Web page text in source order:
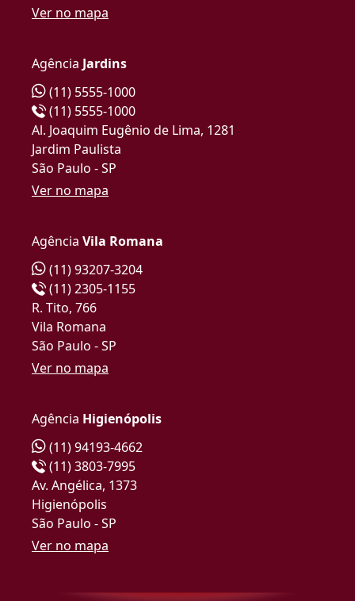
Ver no mapa
Agência Jardins
(11) 5555-1000
(11) 5555-1000
Al. Joaquim Eugênio de Lima, 1281
Jardim Paulista
São Paulo - SP
Ver no mapa
Agência Vila Romana
(11) 93207-3204
(11) 2305-1155
R. Tito, 766
Vila Romana
São Paulo - SP
Ver no mapa
Agência Higienópolis
(11) 94193-4662
(11) 3803-7995
Av. Angélica, 1373
Higienópolis
São Paulo - SP
Ver no mapa